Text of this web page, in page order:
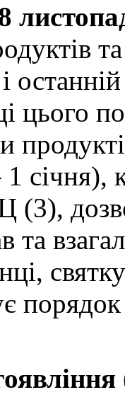
цього
січня),
та